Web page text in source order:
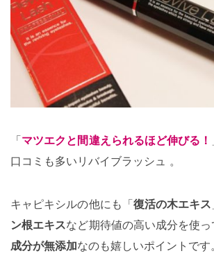
「マツエクと間違えられるほど伸びる！
口コミも多いリバイブラッシュ 。
キャピキシルの他にも「復活の木エキス
ン根エキスなど期待値の高い成分を使っ
成分が無添加なのも嬉しいポイントです。